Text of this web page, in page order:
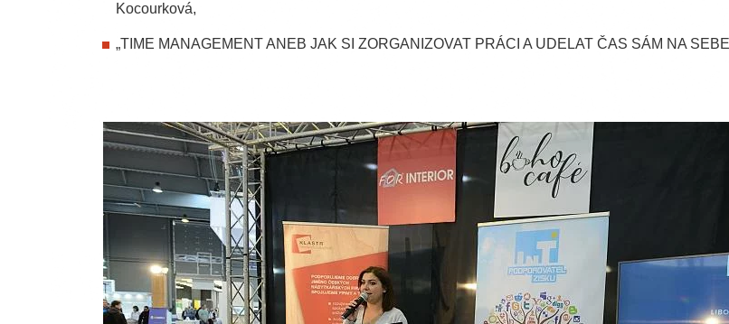
Kocourková,
„TIME MANAGEMENT ANEB JAK SI ZORGANIZOVAT PRÁCI A UDELAT ČAS SÁM NA